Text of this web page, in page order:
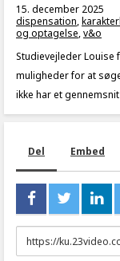
15. december 2025
dispensation,
og optagelse,v&o
Studievejleder
muligheder for at
ikke har et
Del Embed
URL
to